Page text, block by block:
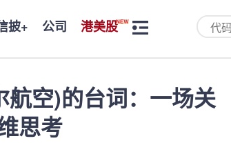
披+ 公司 港美股
航空)的台词：一场关
思考